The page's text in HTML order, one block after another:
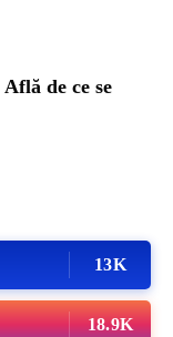
de ce se
13K
18.9K